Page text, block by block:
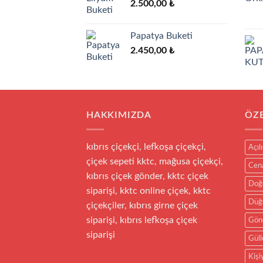
2.500,00 ₺
Papatya Buketi
2.450,00 ₺
HAKKIMIZDA
kıbrıs çiçekçi, lefkoşa çiçekçi,
çiçek sepeti kktc, mağusa çiçekçi,
kıbrıs çiçek gönder, kktc çiçek
siparişi, kktc online çiçek, kktc
çiçekçiler, kıbrıs girne çiçek
siparişi, kıbrıs lefkoşa çiçek
siparişi